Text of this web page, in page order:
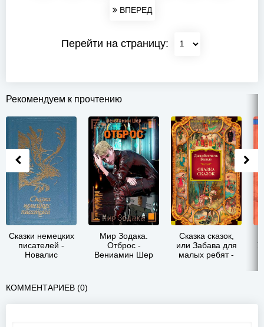
ВПЕРЕД
Перейти на страницу:
Рекомендуем к прочтению
Сказки немецких
писателей -
Новалис
Мир Зодака.
Отброс -
Вениамин Шер
Сказка сказок,
или Забава для
малых ребят -
КОММЕНТАРИЕВ (0)